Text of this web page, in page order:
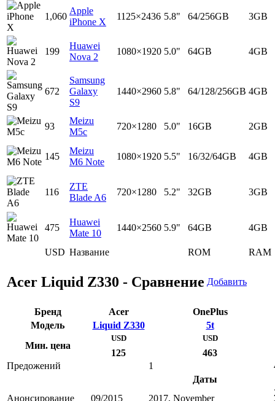
USD Название ROM RAM
1,060
Apple
iPhone X
1125×2436 5.8" 64/256GB 3GB
199
Huawei
Nova 2
1080×1920 5.0" 64GB 4GB
672
Samsung
Galaxy
S9
1440×2960 5.8" 64/128/256GB 4GB
93
Meizu
M5c
720×1280 5.0" 16GB 2GB
145
Meizu
M6 Note
1080×1920 5.5" 16/32/64GB 4GB
116
ZTE
Blade A6
720×1280 5.2" 32GB 3GB
475
Huawei
Mate 10
1440×2560 5.9" 64GB 4GB
Acer Liquid Z330 - Сравнение Добавить
Бренд Acer
OnePlus
Модель
Liquid Z330
5t
Мин. цена
USD
125
USD
463
Предожений
1
Даты
Анонсирование
09/2015 2017, November